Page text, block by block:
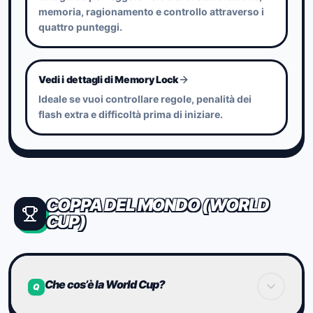
Il tuo profilo Brain Index appare in Profile
quando sono raggiunti il numero richiesto di
clear e il volume globale di risultati.
memoria, ragionamento e controllo attraverso i
quattro punteggi.
Vedi i dettagli di Memory Lock
Ideale se vuoi controllare regole, penalità dei
flash extra e difficoltà prima di iniziare.
COPPA DEL MONDO (WORLD
CUP)
Q Che cos’è la World Cup?